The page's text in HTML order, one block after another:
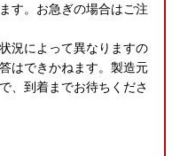
す。お急ぎの場合はご注
況によって異なりますの
はできかねます。製造元
、到着までお待ちくださ